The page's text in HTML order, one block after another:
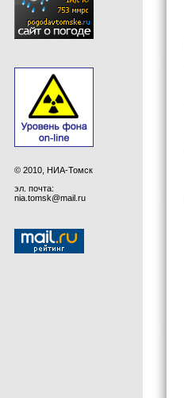
© 2010, НИА-Томск
эл. почта:
nia.tomsk@mail.ru